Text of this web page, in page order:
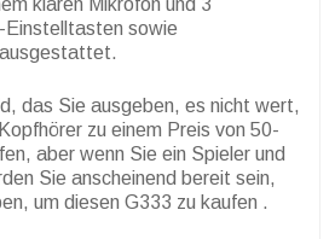
klaren Mikrofon und 3
sowie
ausgestattet.
das Sie ausgeben, es nicht wert,
zu einem Preis von 50-
aber wenn Sie ein Spieler und
Sie anscheinend bereit sein,
um diesen G333 zu kaufen .